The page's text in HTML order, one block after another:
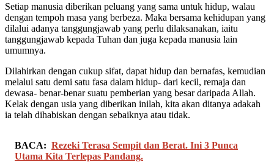
Setiap manusia diberikan peluang yang sama untuk hidup, walau
dengan tempoh masa yang berbeza. Maka bersama kehidupan yang
dilalui adanya tanggungjawab yang perlu dilaksanakan, iaitu
tanggungjawab kepada Tuhan dan juga kepada manusia lain
umumnya.
Dilahirkan dengan cukup sifat, dapat hidup dan bernafas, kemudian
melalui satu demi satu fasa dalam hidup- dari kecil, remaja dan
dewasa- benar-benar suatu pemberian yang besar daripada Allah.
Kelak dengan usia yang diberikan inilah, kita akan ditanya adakah
ia telah dihabiskan dengan sebaiknya atau tidak.
BACA: Rezeki Terasa Sempit dan Berat. Ini 3 Punca
Utama Kita Terlepas Pandang.